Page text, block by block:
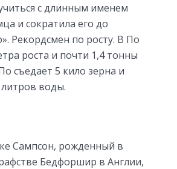
с длинным именем
и сократила его до
Рекордсмен по росту. В По
роста и почти 1,4 тонны
съедает 5 кило зерна и
воды.
Сампсон, рожденный в
Бедфоршир в Англии,